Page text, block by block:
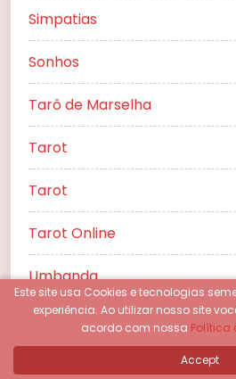
Simpatias
Sonhos
Tarô de Marselha
Tarot
Tarot
Tarot Online
Umbanda
Wicca
Este site usa Cookies e tecnologias
experiência. Ao utilizar nosso site
acordo com nossa Política
Accept